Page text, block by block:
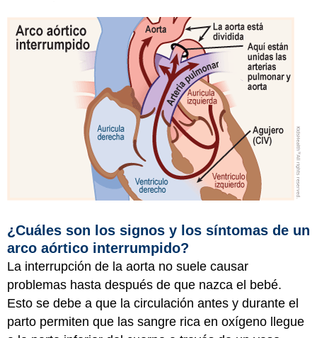
¿Cuáles son los signos y los síntomas de un
arco aórtico interrumpido?
La interrupción de la aorta no suele causar
problemas hasta después de que nazca el bebé.
Esto se debe a que la circulación antes y durante el
parto permiten que las sangre rica en oxígeno llegue